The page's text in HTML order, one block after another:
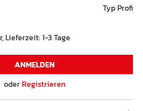
Typ Profi
Lieferzeit: 1-3 Tage
ANMELDEN
oder Registrieren